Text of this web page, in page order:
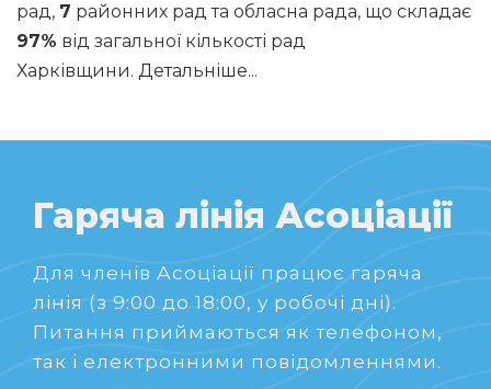
рад, 7 районних рад та обласна рада, що складає
97% від загальної кількості рад
Харківщини. Детальніше...
Гаряча лінія Асоціації
Для членів Асоціації працює гаряча
лінія (з 9:00 до 18:00, у робочі дні).
Питання приймаються як телефоном,
так і електронними повідомленнями.